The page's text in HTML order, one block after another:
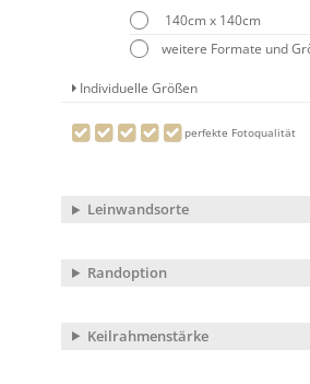
140cm x 140cm
weitere Formate und
Individuelle Größen
perfekte Fotoqualität
Leinwandsorte
Randoption
Keilrahmenstärke